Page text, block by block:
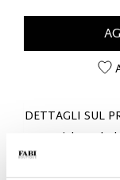
DETTAGLI SUL
- Materiale: Nabuk
- Fondo: Lattice in